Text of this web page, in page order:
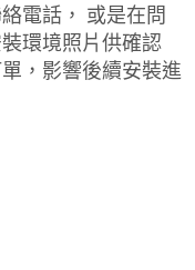
電話， 或是在問
環境照片供確認
，影響後續安裝進